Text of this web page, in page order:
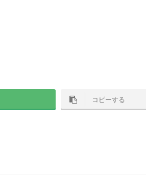
コピーする